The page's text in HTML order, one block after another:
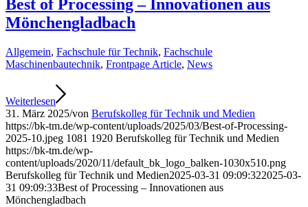
Best of Processing – Innovationen aus
Mönchengladbach
Allgemein, Fachschule für Technik, Fachschule
Maschinenbautechnik, Frontpage Article, News
Weiterlesen
31. März 2025/von Berufskolleg für Technik und Medien
https://bk-tm.de/wp-content/uploads/2025/03/Best-of-Processing-
2025-10.jpeg 1081 1920 Berufskolleg für Technik und Medien
https://bk-tm.de/wp-
content/uploads/2020/11/default_bk_logo_balken-1030x510.png
Berufskolleg für Technik und Medien2025-03-31 09:09:322025-03-
31 09:09:33Best of Processing – Innovationen aus
Mönchengladbach